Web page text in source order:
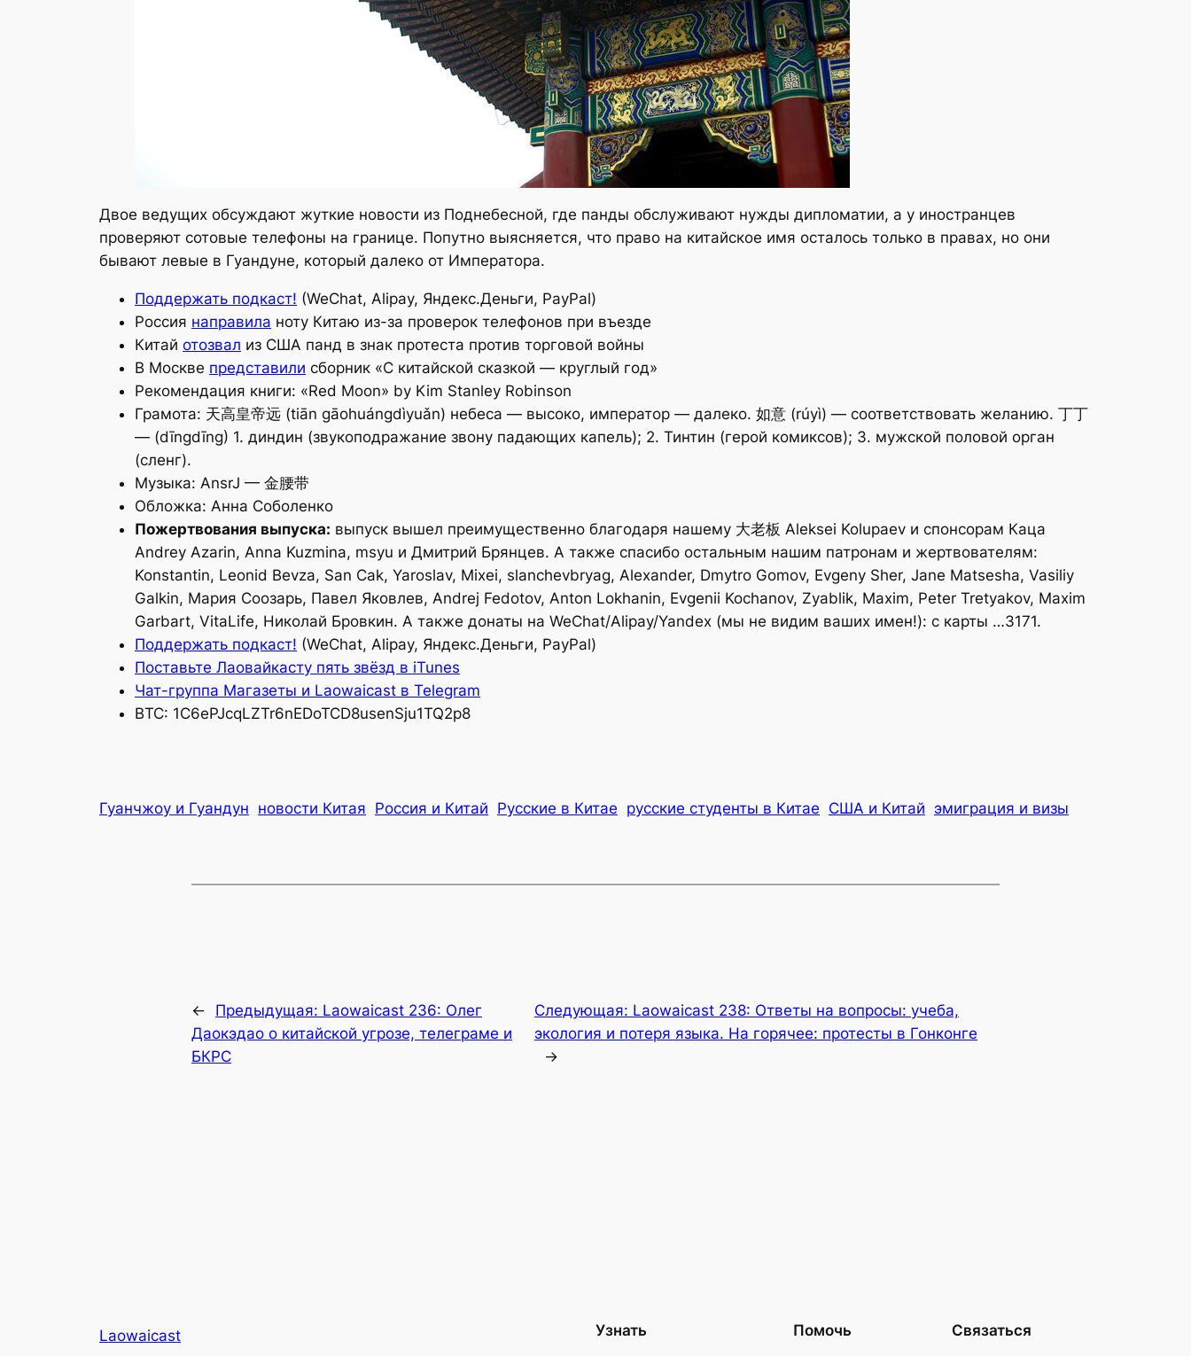
Двое ведущих обсуждают жуткие новости из Поднебесной, где панды обслуживают нужды дипломатии, а у иностранцев
проверяют сотовые телефоны на границе. Попутно выясняется, что право на китайское имя осталось только в правах, но они
бывают левые в Гуандуне, который далеко от Императора.
Поддержать подкаст! (WeChat, Alipay, Яндекс.Деньги, PayPal)
Россия направила ноту Китаю из-за проверок телефонов при въезде
Китай отозвал из США панд в знак протеста против торговой войны
В Москве представили сборник «С китайской сказкой — круглый год»
Рекомендация книги: «Red Moon» by Kim Stanley Robinson
Грамота: 天高皇帝远 (tiān gāohuángdìyuǎn) небеса — высоко, император — далеко. 如意 (rúyì) — соответствовать желанию. 丁丁
— (dīngdīng) 1. диндин (звукоподражание звону падающих капель); 2. Тинтин (герой комиксов); 3. мужской половой орган
(сленг).
Музыка: AnsrJ — 金腰带
Обложка: Анна Соболенко
Пожертвования выпуска: выпуск вышел преимущественно благодаря нашему 大老板 Aleksei Kolupaev и спонсорам Каца
Andrey Azarin, Anna Kuzmina, msyu и Дмитрий Брянцев. А также спасибо остальным нашим патронам и жертвователям:
Konstantin, Leonid Bevza, San Cak, Yaroslav, Mixei, slanchevbryag, Alexander, Dmytro Gomov, Evgeny Sher, Jane Matsesha, Vasiliy
Galkin, Мария Соозарь, Павел Яковлев, Andrej Fedotov, Anton Lokhanin, Evgenii Kochanov, Zyablik, Maxim, Peter Tretyakov, Maxim
Garbart, VitaLife, Николай Бровкин. А также донаты на WeChat/Alipay/Yandex (мы не видим ваших имен!): c карты …3171.
Поддержать подкаст! (WeChat, Alipay, Яндекс.Деньги, PayPal)
Поставьте Лаовайкасту пять звёзд в iTunes
Чат-группа Магазеты и Laowaicast в Telegram
BTC: 1C6ePJcqLZTr6nEDoTCD8usenSju1TQ2p8
Гуанчжоу и Гуандун новости Китая Россия и Китай Русские в Китае русские студенты в Китае США и Китай эмиграция и визы
← Предыдущая: Laowaicast 236: Олег
Даокэдао о китайской угрозе, телеграме и
БКРС
Следующая: Laowaicast 238: Ответы на вопросы: учеба,
экология и потеря языка. На горячее: протесты в Гонконге
→
Laowaicast Узнать Помочь Связаться